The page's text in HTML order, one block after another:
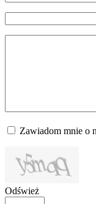
Zawiadom mnie o
Odśwież